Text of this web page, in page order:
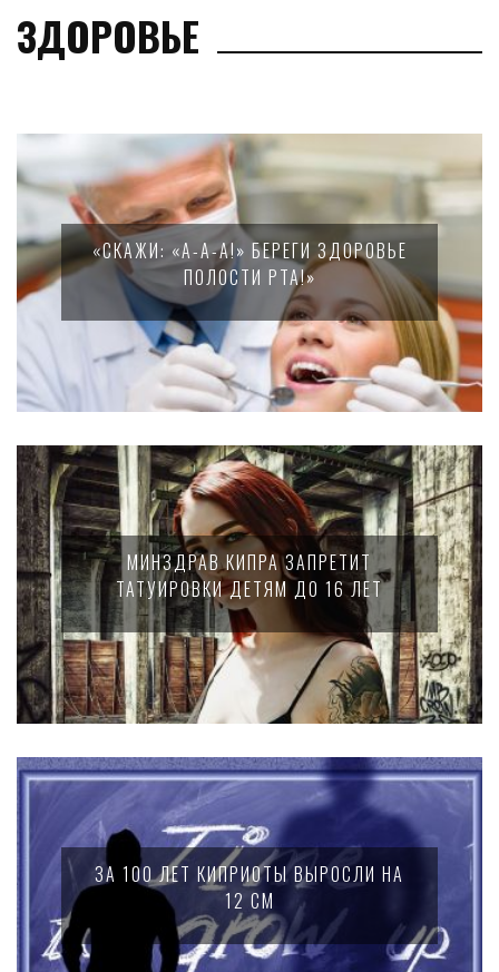
ЗДОРОВЬЕ
«СКАЖИ: «А-А-А!» БЕРЕГИ ЗДОРОВЬЕ
ПОЛОСТИ РТА!»
МИНЗДРАВ КИПРА ЗАПРЕТИТ
ТАТУИРОВКИ ДЕТЯМ ДО 16 ЛЕТ
ЗА 100 ЛЕТ КИПРИОТЫ ВЫРОСЛИ НА
12 СМ